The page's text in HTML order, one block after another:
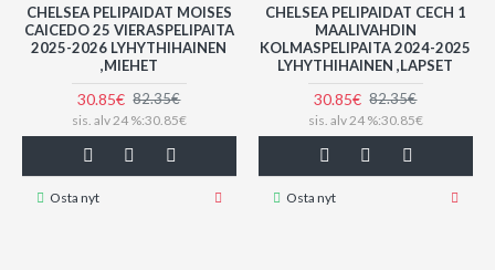
CHELSEA PELIPAIDAT MOISES
CAICEDO 25 VIERASPELIPAITA
2025-2026 LYHYTHIHAINEN
,MIEHET
30.85€ 82.35€
sis. alv 24 %:30.85€
Osta nyt
CHELSEA PELIPAIDAT CECH 1
MAALIVAHDIN
KOLMASPELIPAITA 2024-2025
LYHYTHIHAINEN ,LAPSET
30.85€ 82.35€
sis. alv 24 %:30.85€
Osta nyt